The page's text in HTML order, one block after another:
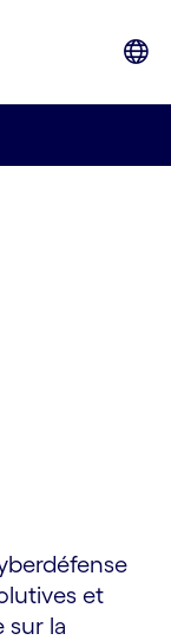
et
sur la